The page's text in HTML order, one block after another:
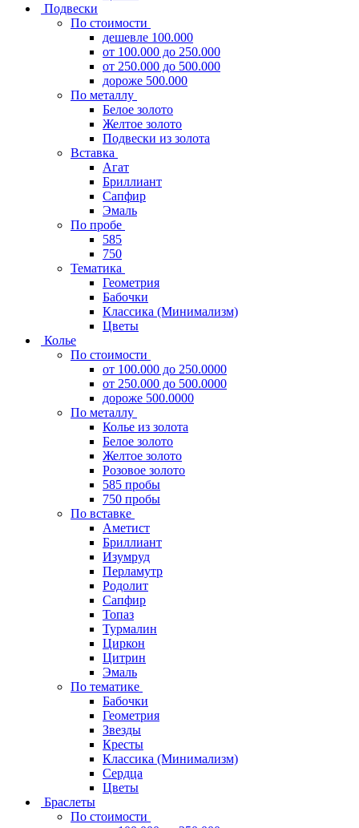
Подвески
По стоимости
дешевле 100.000
от 100.000 до 250.000
от 250.000 до 500.000
дороже 500.000
По металлу
Белое золото
Желтое золото
Подвески из золота
Вставка
Агат
Бриллиант
Сапфир
Эмаль
По пробе
585
750
Тематика
Геометрия
Бабочки
Классика (Минимализм)
Цветы
Колье
По стоимости
от 100.000 до 250.0000
от 250.000 до 500.0000
дороже 500.0000
По металлу
Колье из золота
Белое золото
Желтое золото
Розовое золото
585 пробы
750 пробы
По вставке
Аметист
Бриллиант
Изумруд
Перламутр
Родолит
Сапфир
Топаз
Турмалин
Циркон
Цитрин
Эмаль
По тематике
Бабочки
Геометрия
Звезды
Кресты
Классика (Минимализм)
Сердца
Цветы
Браслеты
По стоимости